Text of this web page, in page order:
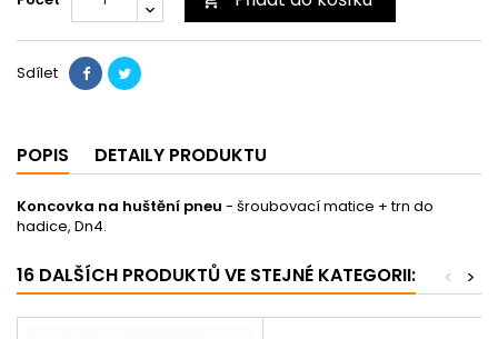
Sdílet
POPIS DETAILY PRODUKTU
Koncovka na huštění pneu - šroubovací matice + trn do
hadice, Dn4.
16 DALŠÍCH PRODUKTŮ VE STEJNÉ KATEGORII: >
<